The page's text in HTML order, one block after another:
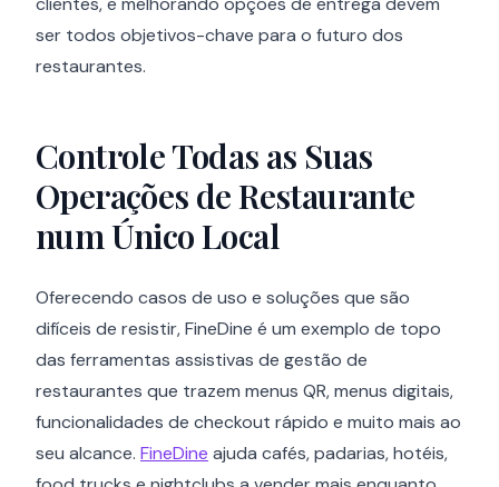
ser todos objetivos-chave para o futuro dos
restaurantes.
Controle Todas as Suas
Operações de Restaurante
num Único Local
Oferecendo casos de uso e soluções que são
difíceis de resistir, FineDine é um exemplo de topo
das ferramentas assistivas de gestão de
restaurantes que trazem menus QR, menus digitais,
funcionalidades de checkout rápido e muito mais ao
seu alcance. FineDine ajuda cafés, padarias, hotéis,